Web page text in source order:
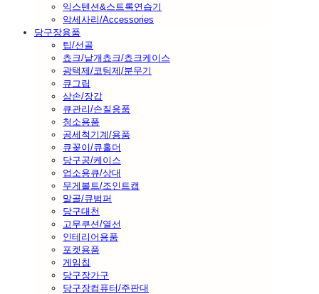
익스텐션&스트록연습기
악세사리/Accessories
당구장용품
팁/선골
쵸크/낱개쵸크/쵸크케이스
광택제/코팅제/분무기
큐그립
삼손/장갑
큐관리/손질용품
청소용품
공세척기계/용품
큐꽂이/큐홀더
당구공/케이스
업소용큐/상대
무게볼트/조인트캡
말골/큐범퍼
당구대천
고무쿠션/열선
인테리어용품
포켓용품
게임칩
당구장가구
당구장컴퓨터/주판대